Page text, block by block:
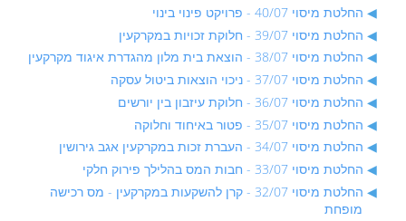
החלטת מיסוי 40/07 - פרויקט פינוי בינוי
החלטת מיסוי 39/07 - חלוקת זכויות במקרקעין
החלטת מיסוי 38/07 - הוצאת בית מלון מהגדרת איגוד מקרקעין
החלטת מיסוי 37/07 - ניכוי הוצאות ביטול עסקה
החלטת מיסוי 36/07 - חלוקת עיזבון בין יורשים
החלטת מיסוי 35/07 - פטור באיחוד וחלוקה
החלטת מיסוי 34/07 - העברת זכות במקרקעין אגב גירושין
החלטת מיסוי 33/07 - חבות המס בהלילך פירוק חלקי
החלטת מיסוי 32/07 - קרן להשקעות במקרקעין - מס רכישה
מופחת